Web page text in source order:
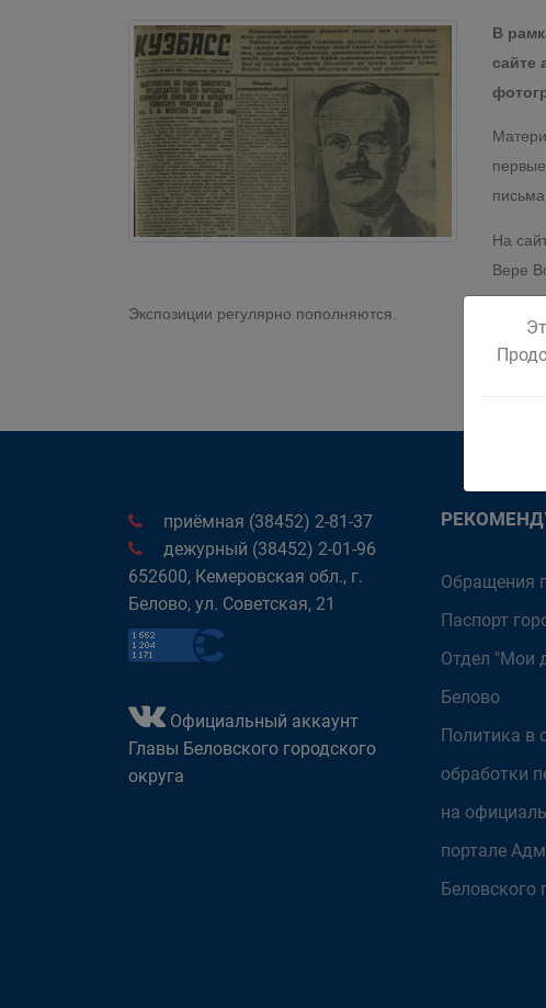
В
сайте
На
Вере
Экспозиции регулярно пополняются.
приёмная (38452) 2-81-37
дежурный (38452) 2-01-96
652600, Кемеровская обл., г.
Белово, ул. Советская, 21
Официальный аккаунт
Главы Беловского городского
округа
Обращения
Паспорт
Отдел "Мои
Белово
Политика в
обработки
на
портале
Беловского